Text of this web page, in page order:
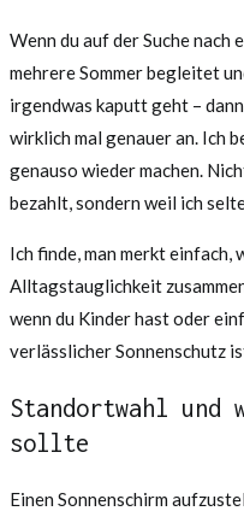
Wenn du auf der Suche nach
mehrere Sommer begleitet
irgendwas kaputt geht –
wirklich mal genauer an. Ich
genauso wieder machen.
bezahlt, sondern weil ich
Ich finde, man merkt einfach,
Alltagstauglichkeit
wenn du Kinder hast oder
verlässlicher Sonnenschutz
Standortwahl und
sollte
Einen Sonnenschirm